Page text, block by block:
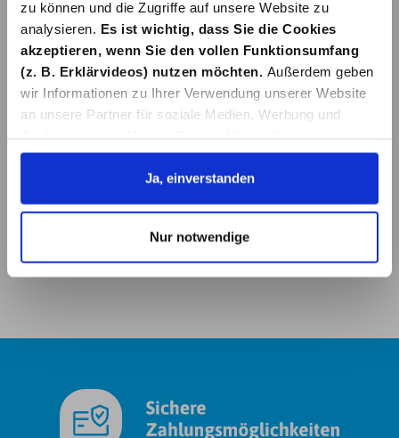
zu können und die Zugriffe auf unsere Website zu
analysieren. Es ist wichtig, dass Sie die Cookies
akzeptieren, wenn Sie den vollen Funktionsumfang
(z. B. Erklärvideos) nutzen möchten.
Außerdem geben
wir Informationen zu Ihrer Verwendung unserer Website
an unsere Partner für soziale Medien, Werbung und
Informationen möglicherweise mit weiteren Daten
zusammen, die Sie ihnen bereitgestellt haben oder die
sie im Rahmen Ihrer Nutzung der Dienste gesammelt
Datenschutzerklärung. Link zu
unsererDatenschutzerklärung. Link zumImpressum.
Ja, einverstanden
Nur notwendige